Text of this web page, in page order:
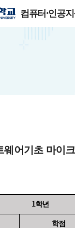
컴퓨터·인공
웨어기초 마이
1학년
학점